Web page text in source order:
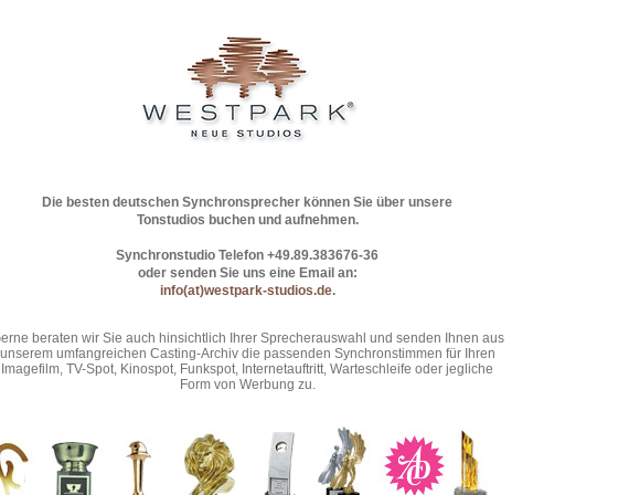
Die besten deutschen Synchronsprecher können Sie über unsere
Tonstudios buchen und aufnehmen.
Synchronstudio Telefon +49.89.383676-36
oder senden Sie uns eine Email an:
info(at)westpark-studios.de.
beraten wir Sie auch hinsichtlich Ihrer Sprecherauswahl und senden Ihnen aus
unserem umfangreichen Casting-Archiv die passenden Synchronstimmen für Ihren
Imagefilm, TV-Spot, Kinospot, Funkspot, Internetauftritt, Warteschleife oder jegliche
Form von Werbung zu.